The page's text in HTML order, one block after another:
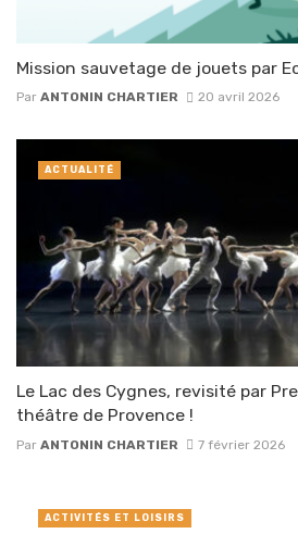
Mission sauvetage de jouets par
Par ANTONIN CHARTIER 20 avril 2026
Le Lac des Cygnes, revisité par
théâtre de Provence !
Par ANTONIN CHARTIER 7 février 2026
ACTUALITÉ
ACTIVITÉS ET LOISIRS